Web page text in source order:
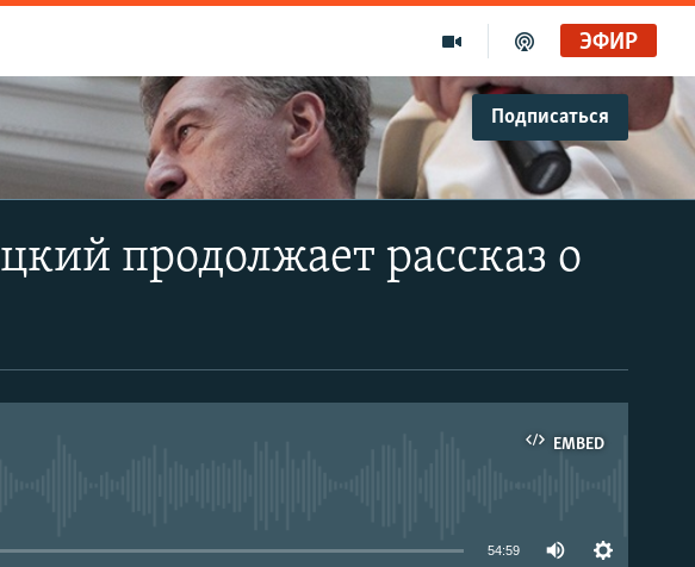
ЭФИР
Подписаться
продолжает рассказ о
EMBED
54:59